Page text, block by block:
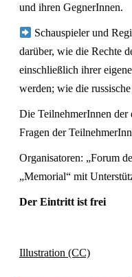
und ihren GegnerInnen.
Schauspieler und
darüber, wie die Rechte
einschließlich ihrer
werden; wie die
Die TeilnehmerInnen der
Fragen der
Organisatoren: „Forum
„Memorial“ mit
Der Eintritt ist frei
Illustration (СС)